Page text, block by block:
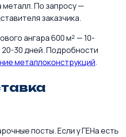
По запросу —
заказчика.
ангара 600 м² — 10-
20-30 дней. Подробности
металлоконструкций.
посты. Если у ГЕНа есть